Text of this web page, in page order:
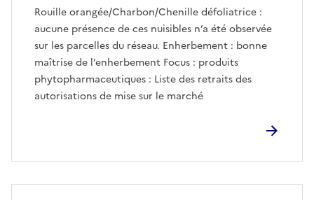
Rouille orangée/Charbon/Chenille défoliatrice :
aucune présence de ces nuisibles n’a été observée
sur les parcelles du réseau. Enherbement : bonne
maîtrise de l’enherbement Focus : produits
phytopharmaceutiques : Liste des retraits des
autorisations de mise sur le marché